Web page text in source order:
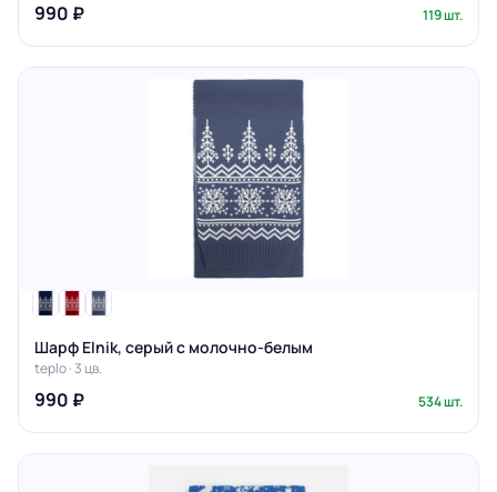
990 ₽ 119 шт.
Шарф Elnik, серый с молочно-белым
teplo · 3 цв.
990 ₽ 534 шт.